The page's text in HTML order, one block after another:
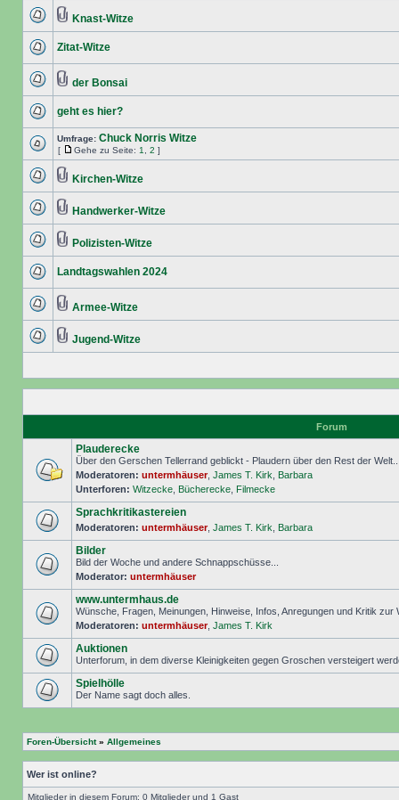
Knast-Witze
Zitat-Witze
der Bonsai
geht es hier?
Umfrage: Chuck Norris Witze
[ Gehe zu Seite: 1 2 ]
Kirchen-Witze
Handwerker-Witze
Polizisten-Witze
Landtagswahlen 2024
Armee-Witze
Jugend-Witze
Forum
Plauderecke
Über den Gerschen Tellerrand geblickt - Plaudern über den Rest der
Moderatoren: untermhäuser, James T. Kirk
Barbara
Unterforen: Witzecke Bücherecke Filmecke
Sprachkritikastereien
Moderatoren: untermhäuser, James T. Kirk Barbara
Bilder
Bild der Woche und andere Schnappschüsse...
Moderator: untermhäuser
www.untermhaus.de
Wünsche, Fragen, Meinungen, Hinweise, Infos, Anregungen und Kritik zur
Moderatoren: untermhäuser, James T. Kirk
Auktionen
Unterforum, in dem diverse Kleinigkeiten gegen Groschen versteigert
Spielhölle
Der Name sagt doch alles.
Foren-Übersicht» Allgemeines
Wer ist online?
Mitglieder in diesem Forum: 0 Mitglieder und 1 Gast